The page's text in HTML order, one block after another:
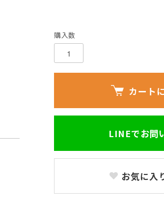
購入数
カート
LINEでお問
お気に入